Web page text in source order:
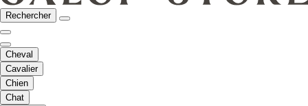
Rechercher
Cheval
Cavalier
Chien
Chat